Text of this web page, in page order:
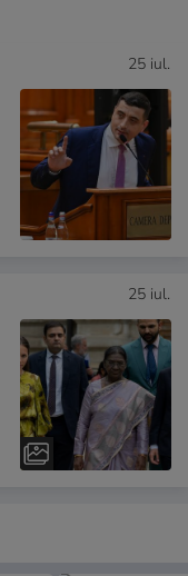
25 iul.
25 iul.